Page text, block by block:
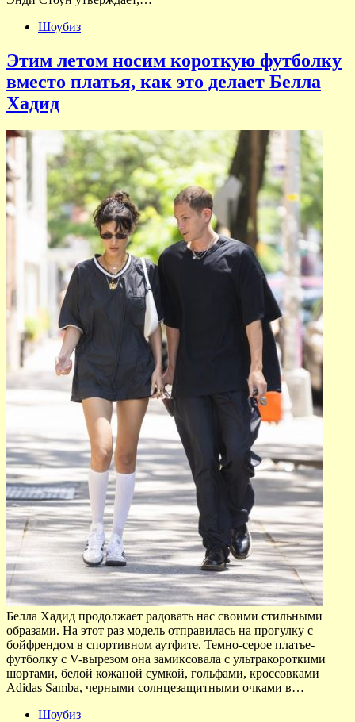
Шоубиз
Этим летом носим короткую футболку
вместо платья, как это делает Белла
Хадид
Белла Хадид продолжает радовать нас своими стильными
образами. На этот раз модель отправилась на прогулку с
бойфрендом в спортивном аутфите. Темно-серое платье-
футболку с V-вырезом она замиксовала с ультракороткими
шортами, белой кожаной сумкой, гольфами, кроссовками
Adidas Samba, черными солнцезащитными очками в…
Шоубиз